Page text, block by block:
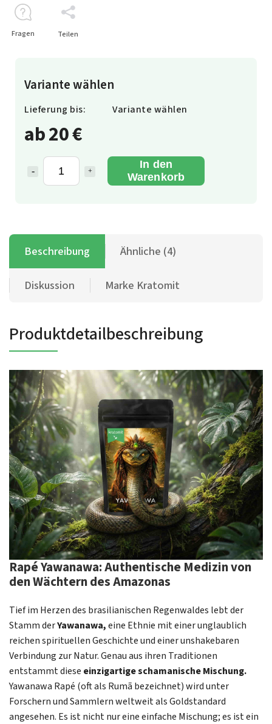
ab20 €
In den
Warenkorb
Variante wählen
Lieferung bis: Variante wählen
Fragen Teilen
Beschreibung Ähnliche (4)
Diskussion Marke Kratomit
Produktdetailbeschreibung
Rapé Yawanawa: Authentische Medizin von
den Wächtern des Amazonas
Tief im Herzen des brasilianischen Regenwaldes lebt der
Stamm derYawanawa,eine Ethnie mit einer unglaublich
reichen spirituellen Geschichte und einer unshakebaren
Verbindung zur Natur. Genau aus ihren Traditionen
entstammt diese einzigartige schamanische Mischung.
Yawanawa Rapé (oft als Rumã bezeichnet) wird unter
Forschern und Sammlern weltweit als Goldstandard
angesehen. Es ist nicht nur eine einfache Mischung; es ist ein